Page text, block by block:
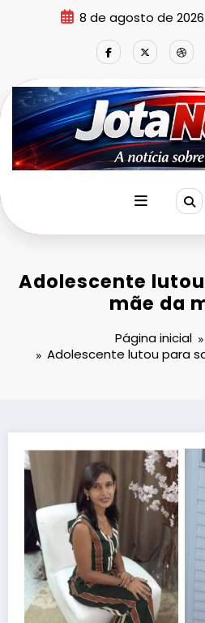
8 de agosto de 2026
Adolescente
mãe da
Página inicial
Adolescente lutou para